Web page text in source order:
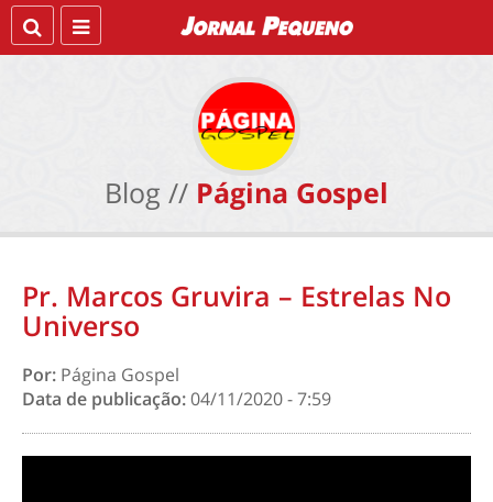
Blog // Página Gospel
Pr. Marcos Gruvira – Estrelas No
Universo
Por: Página Gospel
Data de publicação:04/11/2020 - 7:59